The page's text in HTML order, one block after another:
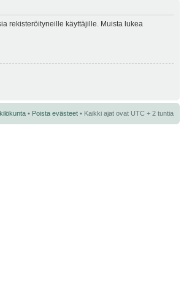
rekisteröityneille käyttäjille. Muista lukea
• Poista evästeet • Kaikki ajat ovat UTC + 2 tuntia